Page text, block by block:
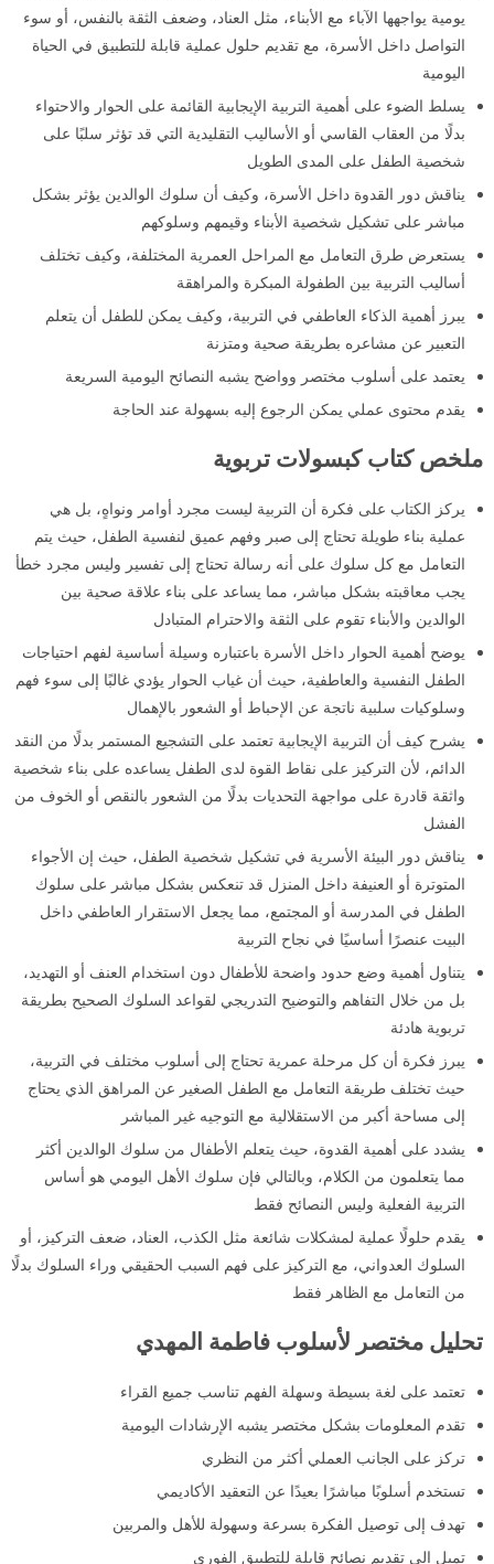
يومية يواجهها الآباء مع الأبناء، مثل العناد، وضعف الثقة بالنفس، أو سوء
التواصل داخل الأسرة، مع تقديم حلول عملية قابلة للتطبيق في الحياة
اليومية
يسلط الضوء على أهمية التربية الإيجابية القائمة على الحوار والاحتواء
بدلًا من العقاب القاسي أو الأساليب التقليدية التي قد تؤثر سلبًا على
شخصية الطفل على المدى الطويل
يناقش دور القدوة داخل الأسرة، وكيف أن سلوك الوالدين يؤثر بشكل
مباشر على تشكيل شخصية الأبناء وقيمهم وسلوكهم
يستعرض طرق التعامل مع المراحل العمرية المختلفة، وكيف تختلف
أساليب التربية بين الطفولة المبكرة والمراهقة
يبرز أهمية الذكاء العاطفي في التربية، وكيف يمكن للطفل أن يتعلم
التعبير عن مشاعره بطريقة صحية ومتزنة
يعتمد على أسلوب مختصر وواضح يشبه النصائح اليومية السريعة
يقدم محتوى عملي يمكن الرجوع إليه بسهولة عند الحاجة
ملخص كتاب كبسولات تربوية
يركز الكتاب على فكرة أن التربية ليست مجرد أوامر ونواهٍ، بل هي
عملية بناء طويلة تحتاج إلى صبر وفهم عميق لنفسية الطفل، حيث يتم
التعامل مع كل سلوك على أنه رسالة تحتاج إلى تفسير وليس مجرد خطأ
يجب معاقبته بشكل مباشر، مما يساعد على بناء علاقة صحية بين
الوالدين والأبناء تقوم على الثقة والاحترام المتبادل
يوضح أهمية الحوار داخل الأسرة باعتباره وسيلة أساسية لفهم احتياجات
الطفل النفسية والعاطفية، حيث أن غياب الحوار يؤدي غالبًا إلى سوء فهم
وسلوكيات سلبية ناتجة عن الإحباط أو الشعور بالإهمال
يشرح كيف أن التربية الإيجابية تعتمد على التشجيع المستمر بدلًا من النقد
الدائم، لأن التركيز على نقاط القوة لدى الطفل يساعده على بناء شخصية
واثقة قادرة على مواجهة التحديات بدلًا من الشعور بالنقص أو الخوف من
الفشل
يناقش دور البيئة الأسرية في تشكيل شخصية الطفل، حيث إن الأجواء
المتوترة أو العنيفة داخل المنزل قد تنعكس بشكل مباشر على سلوك
الطفل في المدرسة أو المجتمع، مما يجعل الاستقرار العاطفي داخل
البيت عنصرًا أساسيًا في نجاح التربية
يتناول أهمية وضع حدود واضحة للأطفال دون استخدام العنف أو التهديد،
بل من خلال التفاهم والتوضيح التدريجي لقواعد السلوك الصحيح بطريقة
تربوية هادئة
يبرز فكرة أن كل مرحلة عمرية تحتاج إلى أسلوب مختلف في التربية،
حيث تختلف طريقة التعامل مع الطفل الصغير عن المراهق الذي يحتاج
إلى مساحة أكبر من الاستقلالية مع التوجيه غير المباشر
يشدد على أهمية القدوة، حيث يتعلم الأطفال من سلوك الوالدين أكثر
مما يتعلمون من الكلام، وبالتالي فإن سلوك الأهل اليومي هو أساس
التربية الفعلية وليس النصائح فقط
يقدم حلولًا عملية لمشكلات شائعة مثل الكذب، العناد، ضعف التركيز، أو
السلوك العدواني، مع التركيز على فهم السبب الحقيقي وراء السلوك بدلًا
من التعامل مع الظاهر فقط
تحليل مختصر لأسلوب فاطمة المهدي
تعتمد على لغة بسيطة وسهلة الفهم تناسب جميع القراء
تقدم المعلومات بشكل مختصر يشبه الإرشادات اليومية
تركز على الجانب العملي أكثر من النظري
تستخدم أسلوبًا مباشرًا بعيدًا عن التعقيد الأكاديمي
تهدف إلى توصيل الفكرة بسرعة وسهولة للأهل والمربين
تميل إلى تقديم نصائح قابلة للتطبيق الفوري